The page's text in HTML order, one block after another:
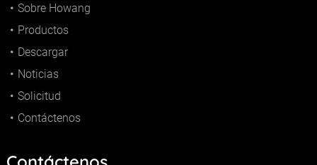
Sobre Howang
Productos
Descargar
Noticias
Solicitud
Contáctenos